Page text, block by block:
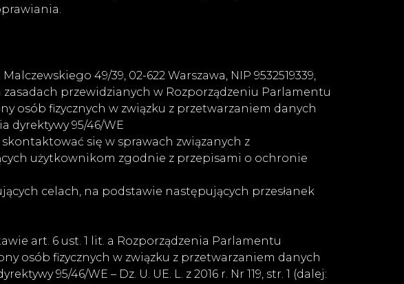
49/39, 02-622 Warszawa, NIP 9532519339,
przewidzianych w Rozporządzeniu Parlamentu
osób fizycznych w związku z przetwarzaniem danych
dyrektywy 95/46/WE
się w sprawach związanych z
użytkownikom zgodnie z przepisami o ochronie
celach, na podstawie następujących przesłanek
art. 6 ust. 1 lit. a Rozporządzenia Parlamentu
osób fizycznych w związku z przetwarzaniem danych
95/46/WE – Dz. U. UE. L. z 2016 r. Nr 119, str. 1 (dalej: